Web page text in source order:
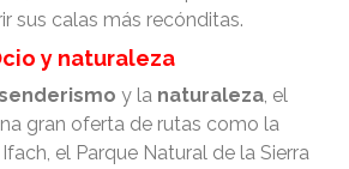
sus calas más recónditas.
y naturaleza
y la naturaleza, el
gran oferta de rutas como la
el Parque Natural de la Sierra